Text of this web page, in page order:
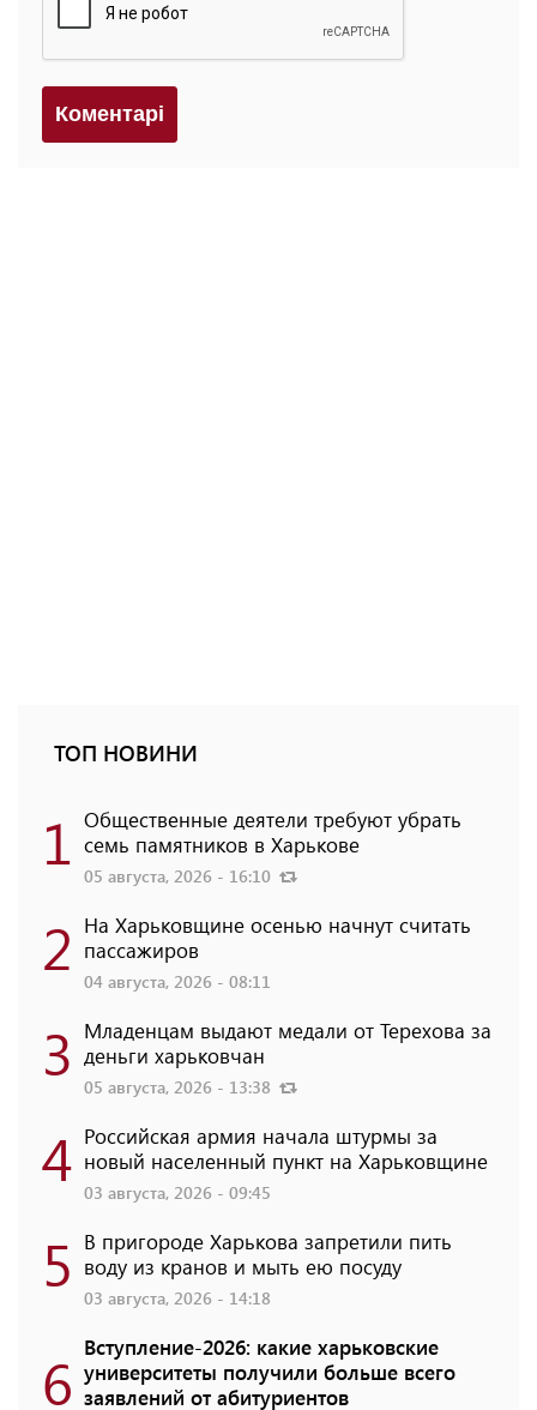
Коментарi
ТОП НОВИНИ
1 Общественные деятели требуют убрать
семь памятников в Харькове
05 августа, 2026 - 16:10
2 На Харьковщине осенью начнут считать
пассажиров
04 августа, 2026 - 08:11
3 Младенцам выдают медали от Терехова за
деньги харьковчан
05 августа, 2026 - 13:38
4 Российская армия начала штурмы за
новый населенный пункт на Харьковщине
03 августа, 2026 - 09:45
5 В пригороде Харькова запретили пить
воду из кранов и мыть ею посуду
03 августа, 2026 - 14:18
6 Вступление-2026: какие харьковские
университеты получили больше всего
заявлений от абитуриентов